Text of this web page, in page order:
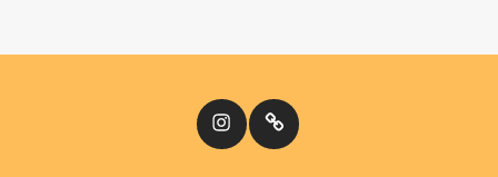
InstagramКіномандри